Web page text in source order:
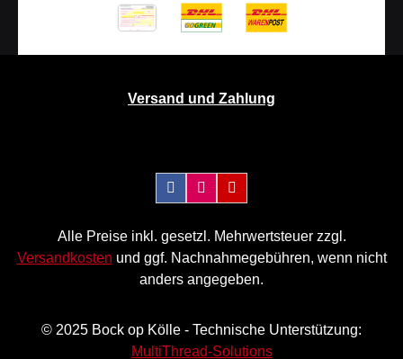
Versand und Zahlung
Alle Preise inkl. gesetzl. Mehrwertsteuer zzgl.
Versandkosten und ggf. Nachnahmegebühren, wenn nicht
anders angegeben.
© 2025 Bock op Kölle - Technische Unterstützung:
MultiThread-Solutions